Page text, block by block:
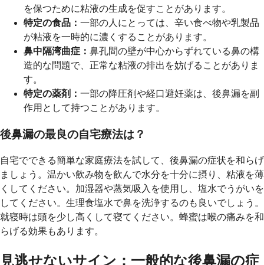
を保つために粘液の生成を促すことがあります。
特定の食品： 一部の人にとっては、辛い食べ物や乳製品
が粘液を一時的に濃くすることがあります。
鼻中隔湾曲症： 鼻孔間の壁が中心からずれている鼻の構
造的な問題で、正常な粘液の排出を妨げることがありま
す。
特定の薬剤： 一部の降圧剤や経口避妊薬は、後鼻漏を副
作用として持つことがあります。
後鼻漏の最良の自宅療法は？
自宅でできる簡単な家庭療法を試して、後鼻漏の症状を和らげ
ましょう。温かい飲み物を飲んで水分を十分に摂り、粘液を薄
くしてください。加湿器や蒸気吸入を使用し、塩水でうがいを
してください。生理食塩水で鼻を洗浄するのも良いでしょう。
就寝時は頭を少し高くして寝てください。蜂蜜は喉の痛みを和
らげる効果もあります。
見逃せないサイン：一般的な後鼻漏の症